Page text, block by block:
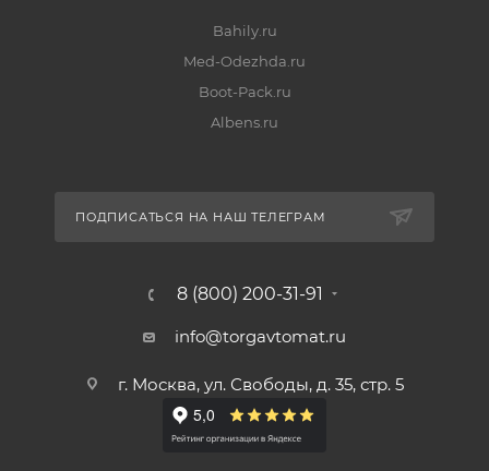
Bahily.ru
Med-Odezhda.ru
Boot-Pack.ru
Albens.ru
ПОДПИСАТЬСЯ НА НАШ ТЕЛЕГРАМ
8 (800) 200-31-91
info@torgavtomat.ru
г. Москва, ул. Свободы, д. 35, стр. 5